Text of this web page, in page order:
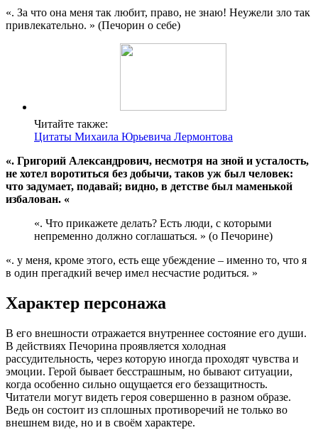
«. За что она меня так любит, право, не знаю! Неужели зло так
привлекательно. » (Печорин о себе)
Читайте также:
Цитаты Михаила Юрьевича Лермонтова
«. Григорий Александрович, несмотря на зной и усталость,
не хотел воротиться без добычи, таков уж был человек:
что задумает, подавай; видно, в детстве был маменькой
избалован. «
«. Что прикажете делать? Есть люди, с которыми
непременно должно соглашаться. » (о Печорине)
«. у меня, кроме этого, есть еще убеждение – именно то, что я
в один прегадкий вечер имел несчастие родиться. »
Характер персонажа
В его внешности отражается внутреннее состояние его души.
В действиях Печорина проявляется холодная
рассудительность, через которую иногда проходят чувства и
эмоции. Герой бывает бесстрашным, но бывают ситуации,
когда особенно сильно ощущается его беззащитность.
Читатели могут видеть героя совершенно в разном образе.
Ведь он состоит из сплошных противоречий не только во
внешнем виде, но и в своём характере.